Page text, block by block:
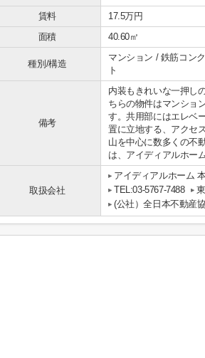
賃料 17.5万円
面積
40.60㎡
種別/構造
マンション / 鉄筋コン
ト
備考
内装もきれいな一押し
ちらの物件はマンショ
す。共用部にはエレベ
置に立地する、アクセ
山を中心に数多くの不
は、アイディアルホー
取扱会社
アイディアルホーム
TEL:03-5767-7488
(公社）全日本不動産